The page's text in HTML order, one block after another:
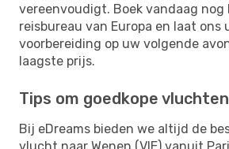
vereenvoudigt. Boek vandaag
reisbureau van Europa en laat ons
voorbereiding op uw volgende
laagste prijs.
Tips om goedkope
Bij eDreams bieden we altijd de